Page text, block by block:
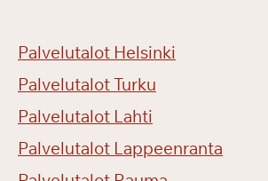
Palvelutalot Helsinki
Palvelutalot Turku
Palvelutalot Lahti
Palvelutalot Lappeenranta